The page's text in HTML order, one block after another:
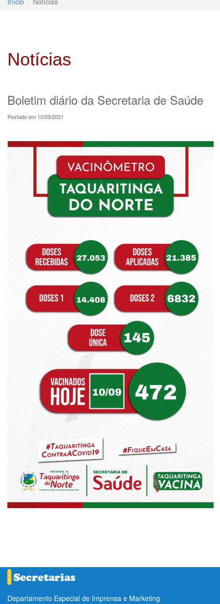
Notícias
Boletim diário da Secretaria de Saúde
Postado em 10/09/2021
Departamento Especial de Imprensa e Marketing